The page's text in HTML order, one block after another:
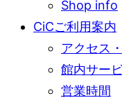
Shop info
CiCご利用案内
アクセス
館内サー
営業時間